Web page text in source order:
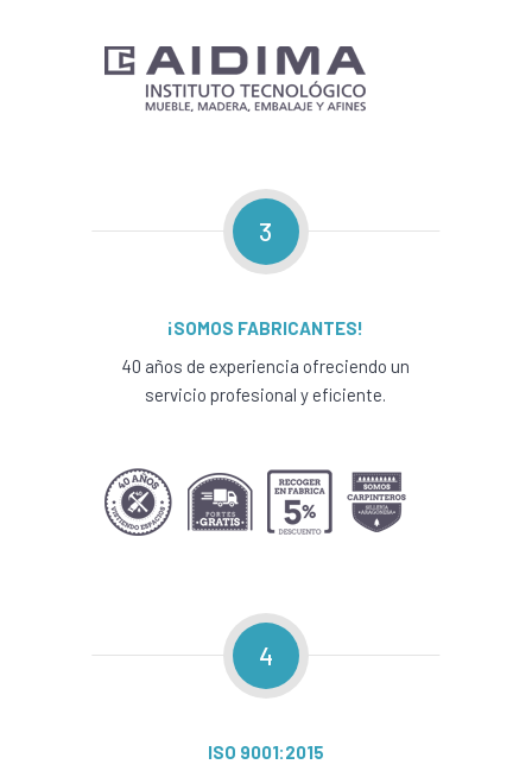
3
¡SOMOS FABRICANTES!
40 años de experiencia ofreciendo un
servicio profesional y eficiente.
4
ISO 9001:2015